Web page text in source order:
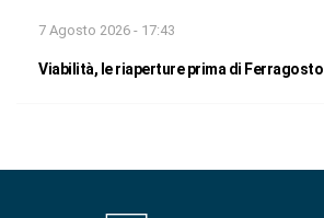
7 Agosto 2026 - 17:43
Viabilità, le riaperture prima di Ferragosto